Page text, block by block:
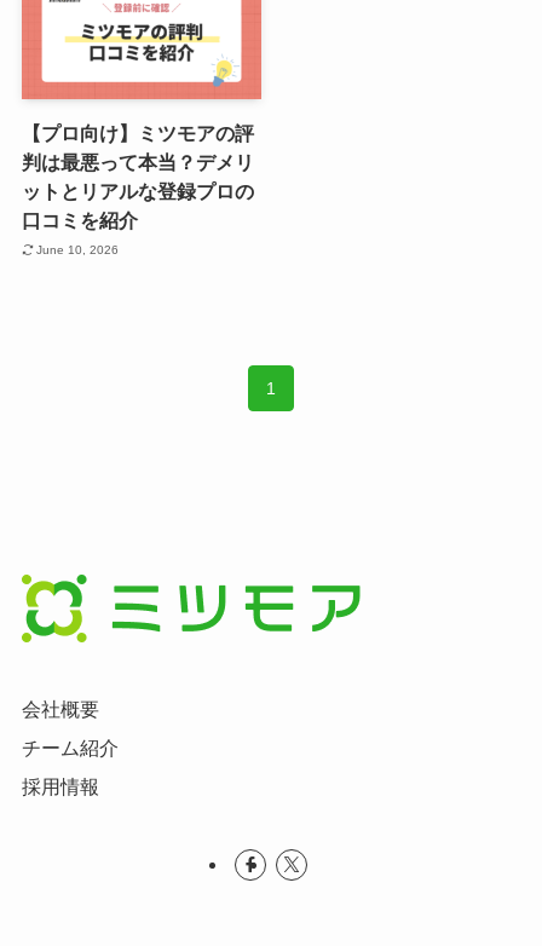
【プロ向け】ミツモアの評
判は最悪って本当？デメリ
ットとリアルな登録プロの
口コミを紹介
June 10, 2026
1
会社概要
チーム紹介
採用情報